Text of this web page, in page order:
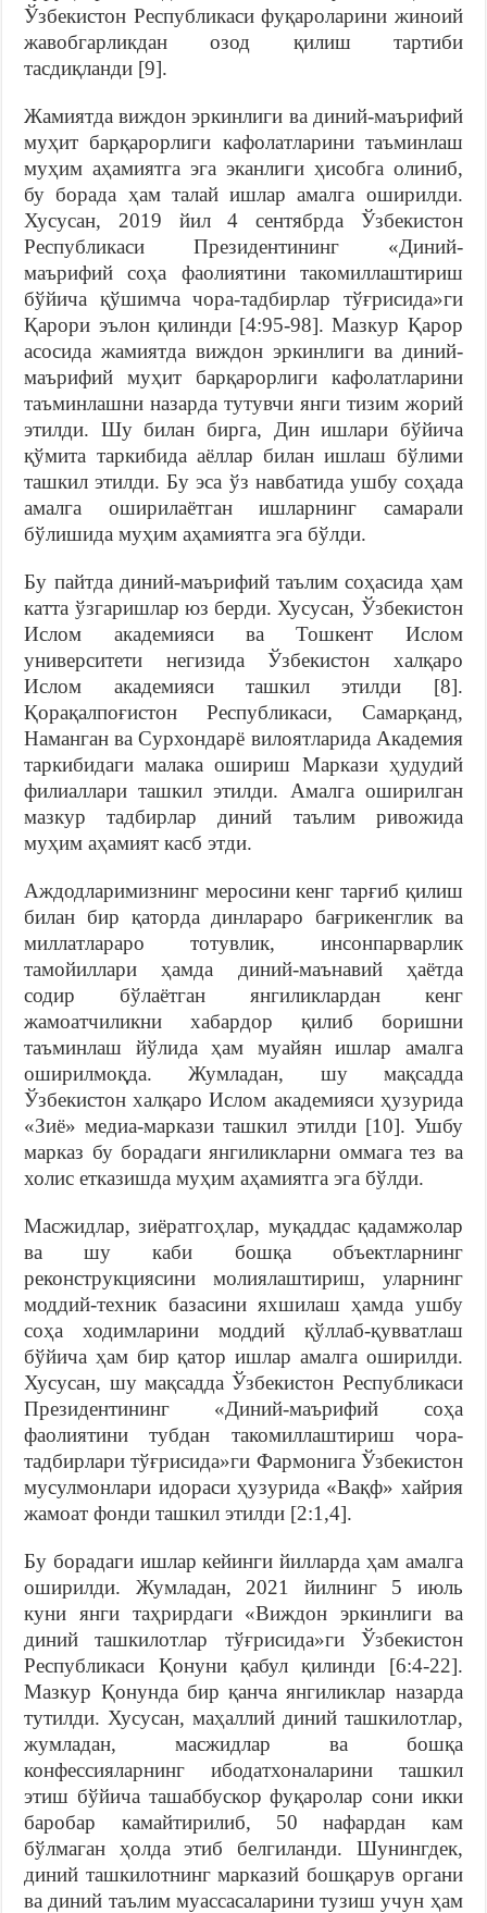
Ўзбекистон Республикаси фуқароларини жиноий
жавобгарликдан озод қилиш тартиби
тасдиқланди [9].
Жамиятда виждон эркинлиги ва диний-маърифий
муҳит барқарорлиги кафолатларини таъминлаш
муҳим аҳамиятга эга эканлиги ҳисобга олиниб,
бу борада ҳам талай ишлар амалга оширилди.
Хусусан, 2019 йил 4 сентябрда Ўзбекистон
Республикаси Президентининг «Диний-
маърифий соҳа фаолиятини такомиллаштириш
бўйича қўшимча чора-тадбирлар тўғрисида»ги
Қарори эълон қилинди [4:95-98]. Мазкур Қарор
асосида жамиятда виждон эркинлиги ва диний-
маърифий муҳит барқарорлиги кафолатларини
таъминлашни назарда тутувчи янги тизим жорий
этилди. Шу билан бирга, Дин ишлари бўйича
қўмита таркибида аёллар билан ишлаш бўлими
ташкил этилди. Бу эса ўз навбатида ушбу соҳада
амалга оширилаётган ишларнинг самарали
бўлишида муҳим аҳамиятга эга бўлди.
Бу пайтда диний-маърифий таълим соҳасида ҳам
катта ўзгаришлар юз берди. Хусусан, Ўзбекистон
Ислом академияси ва Тошкент Ислом
университети негизида Ўзбекистон халқаро
Ислом академияси ташкил этилди [8].
Қорақалпоғистон Республикаси, Самарқанд,
Наманган ва Сурхондарё вилоятларида Академия
таркибидаги малака ошириш Маркази ҳудудий
филиаллари ташкил этилди. Амалга оширилган
мазкур тадбирлар диний таълим ривожида
муҳим аҳамият касб этди.
Аждодларимизнинг меросини кенг тарғиб қилиш
билан бир қаторда динлараро бағрикенглик ва
миллатлараро тотувлик, инсонпарварлик
тамойиллари ҳамда диний-маънавий ҳаётда
содир бўлаётган янгиликлардан кенг
жамоатчиликни хабардор қилиб боришни
таъминлаш йўлида ҳам муайян ишлар амалга
оширилмоқда. Жумладан, шу мақсадда
Ўзбекистон халқаро Ислом академияси ҳузурида
«Зиё» медиа-маркази ташкил этилди [10]. Ушбу
марказ бу борадаги янгиликларни оммага тез ва
холис етказишда муҳим аҳамиятга эга бўлди.
Масжидлар, зиёратгоҳлар, муқаддас қадамжолар
ва шу каби бошқа объектларнинг
реконструкциясини молиялаштириш, уларнинг
моддий-техник базасини яхшилаш ҳамда ушбу
соҳа ходимларини моддий қўллаб-қувватлаш
бўйича ҳам бир қатор ишлар амалга оширилди.
Хусусан, шу мақсадда Ўзбекистон Республикаси
Президентининг «Диний-маърифий соҳа
фаолиятини тубдан такомиллаштириш чора-
тадбирлари тўғрисида»ги Фармонига Ўзбекистон
мусулмонлари идораси ҳузурида «Вақф» хайрия
жамоат фонди ташкил этилди [2:1,4].
Бу борадаги ишлар кейинги йилларда ҳам амалга
оширилди. Жумладан, 2021 йилнинг 5 июль
куни янги таҳрирдаги «Виждон эркинлиги ва
диний ташкилотлар тўғрисида»ги Ўзбекистон
Республикаси Қонуни қабул қилинди [6:4-22].
Мазкур Қонунда бир қанча янгиликлар назарда
тутилди. Хусусан, маҳаллий диний ташкилотлар,
жумладан, масжидлар ва бошқа
конфессияларнинг ибодатхоналарини ташкил
этиш бўйича ташаббускор фуқаролар сони икки
баробар камайтирилиб, 50 нафардан кам
бўлмаган ҳолда этиб белгиланди. Шунингдек,
диний ташкилотнинг марказий бошқарув органи
ва диний таълим муассасаларини тузиш учун ҳам